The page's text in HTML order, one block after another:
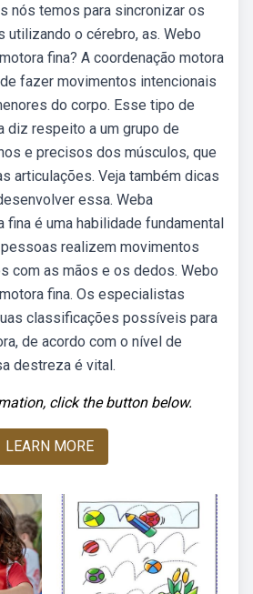
nós temos para sincronizar os
o cérebro, as. Webo
fina? A coordenação motora
fazer movimentos intencionais
do corpo. Esse tipo de
diz respeito a um grupo de
e precisos dos músculos, que
articulações. Veja também dicas
essa. Weba
fina é uma habilidade fundamental
realizem movimentos
com as mãos e os dedos. Webo
fina. Os especialistas
classificações possíveis para
de acordo com o nível de
destreza é vital.
click the button below.
LEARN MORE